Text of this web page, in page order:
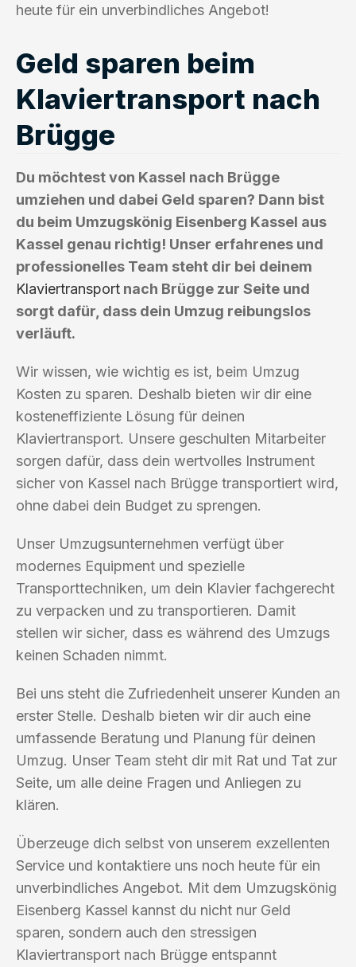
heute für ein unverbindliches Angebot!
Geld sparen beim
Klaviertransport nach
Brügge
Du möchtest von Kassel nach Brügge
umziehen und dabei Geld sparen? Dann bist
du beim Umzugskönig Eisenberg Kassel aus
Kassel genau richtig! Unser erfahrenes und
professionelles Team steht dir bei deinem
Klaviertransport nach Brügge zur Seite und
sorgt dafür, dass dein Umzug reibungslos
verläuft.
Wir wissen, wie wichtig es ist, beim Umzug
Kosten zu sparen. Deshalb bieten wir dir eine
kosteneffiziente Lösung für deinen
Klaviertransport. Unsere geschulten Mitarbeiter
sorgen dafür, dass dein wertvolles Instrument
sicher von Kassel nach Brügge transportiert wird,
ohne dabei dein Budget zu sprengen.
Unser Umzugsunternehmen verfügt über
modernes Equipment und spezielle
Transporttechniken, um dein Klavier fachgerecht
zu verpacken und zu transportieren. Damit
stellen wir sicher, dass es während des Umzugs
keinen Schaden nimmt.
Bei uns steht die Zufriedenheit unserer Kunden an
erster Stelle. Deshalb bieten wir dir auch eine
umfassende Beratung und Planung für deinen
Umzug. Unser Team steht dir mit Rat und Tat zur
Seite, um alle deine Fragen und Anliegen zu
klären.
Überzeuge dich selbst von unserem exzellenten
Service und kontaktiere uns noch heute für ein
unverbindliches Angebot. Mit dem Umzugskönig
Eisenberg Kassel kannst du nicht nur Geld
sparen, sondern auch den stressigen
Klaviertransport nach Brügge entspannt